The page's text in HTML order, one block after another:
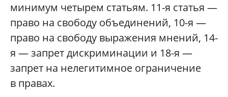
минимум четырем статьям. 11-я статья —
право на свободу объединений, 10-я —
право на свободу выражения мнений, 14-
я — запрет дискриминации и 18-я —
запрет на нелегитимное ограничение
в правах.